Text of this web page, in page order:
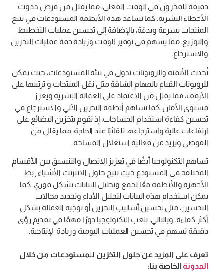
دقيقة للمخزون في الوقت الفعلي، مما يقلل من فرص حدوث
الأخطاء البشرية. كما تساعد هذه الأنظمة المستودعات في تتبع
المنتجات بسرعة وبدقة، بالإضافة إلى تحسين عمليات التخطيط
والتوزيع، مما يسهم في توفير الوقت وزيادة دقة عمليات التخزين
والاسترجاع.
تُحدث الأتمتة والروبوتات تحول في بيئة المستودعات، حيث يمكن
للروبوتات القيام بالمهام الشاقة مثل نقل المنتجات و ترتيبها على
الأرفف، مما يقلل من الاعتماد على العمالة البشرية ويعزز
مستوى الأمان. كما تساهم أنظمة التخزين الآلي والاسترجاع في
تحسين كفاءة استخدام المساحات، إذ تقوم بتخزين البضائع على
ارتفاعات عالية واسترجاعها تلقائيًا عند الحاجة، مما يقلل من
الفوضى ويزيد من فعالية استغلال المساحة.
تساهم التكنولوجيا أيضًا في تعزيز الاتصال والتنسيق بين الأقسام
المختلفة في المستودع حيث تتيح حلول الانترنت الأشياء ربط
الأجهزة والأنظمة معًا لجمع وتحليل البيانات بشكل فوري. كما
يمكن استخدام هذه البيانات لتحليل الأداء وتحديد مجالات
التحسين، مثل تحسين أساليب التخزين أو توجيه العمالة بشكل
أكثر كفاءة. وبالتالي، تلعب التكنولوجيا دورًا مهمًا في تقديم رؤى
دقيقة تسهم في تحسين العمليات اليومية وزيادة الإنتاجية.
تعرف على المزيد عن حلول التخزين للمستودعات من خلال
المدونةالخاصة بنا: